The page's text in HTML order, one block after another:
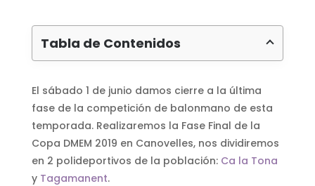
Tabla de Contenidos
El sábado 1 de junio damos cierre a la última
fase de la competición de balonmano de esta
temporada. Realizaremos la Fase Final de la
Copa DMEM 2019 en Canovelles, nos dividiremos
en 2 polideportivos de la población: Ca la Tona
y Tagamanent.